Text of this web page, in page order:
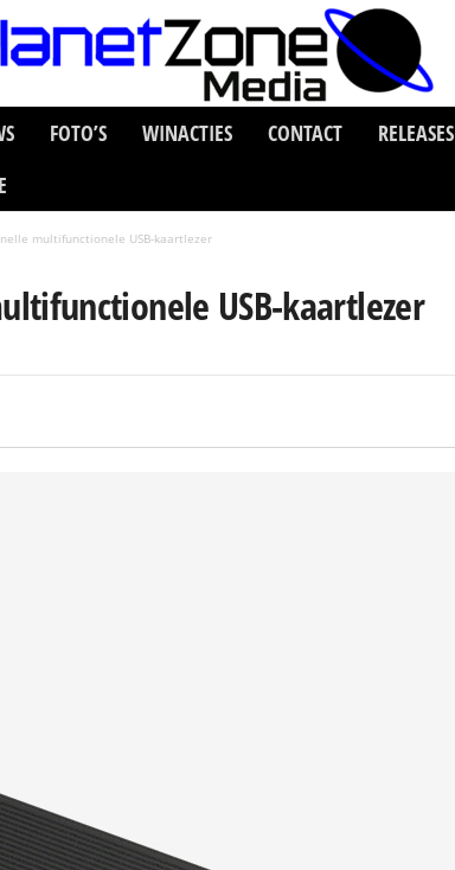
FOTO’S WINACTIES CONTACT
RELEASES
multifunctionele USB-kaartlezer
USB-kaartlezer